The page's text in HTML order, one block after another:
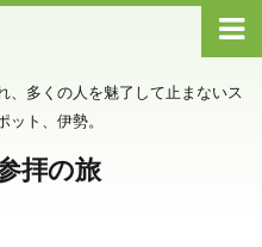
、多くの人を魅了して止まないス
ット、伊勢。
拝の旅